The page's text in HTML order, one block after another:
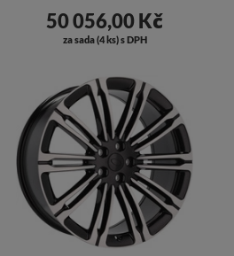
50 056,00 Kč
za sada (4 ks) s DPH